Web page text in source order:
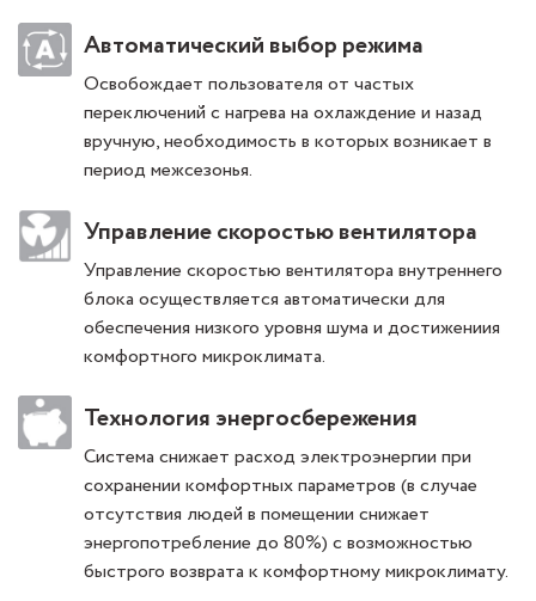
Автоматический выбор режима
Освобождает пользователя от частых
переключений с нагрева на охлаждение и назад
вручную, необходимость в которых возникает в
период межсезонья.
Управление скоростью вентилятора
Управление скоростью вентилятора внутреннего
блока осуществляется автоматически для
обеспечения низкого уровня шума и достижениия
комфортного микроклимата.
Технология энергосбережения
Система снижает расход электроэнергии при
сохранении комфортных параметров (в случае
отсутствия людей в помещении снижает
энергопотребление до 80%) с возможностью
быстрого возврата к комфортному микроклимату.